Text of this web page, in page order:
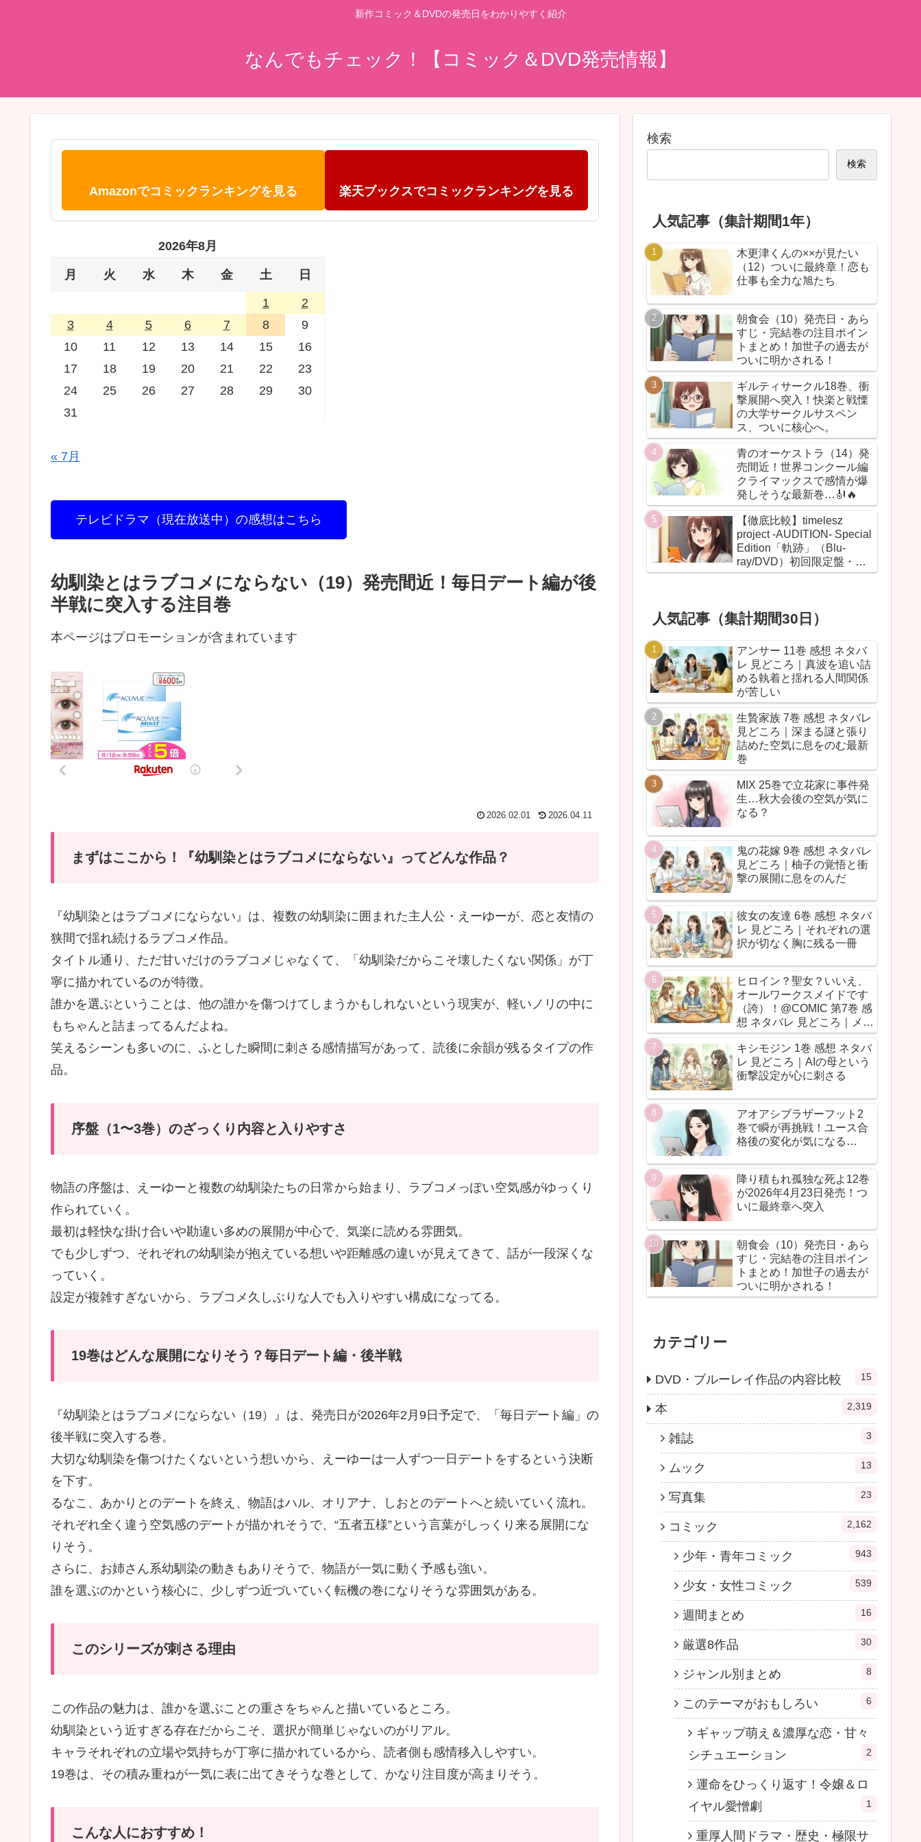
新作コミック＆DVDの発売日をわかりやすく紹介
なんでもチェック！【コミック＆DVD発売情報】
Amazonでコミックランキングを見る 楽天ブックスでコミックランキングを見る
2026年8月
月 火 水 木 金 土 日
1
2
3
4 5 6 7 8
9
10
11 12 13 14 15
16
17
18 19 20 21 22
23
24
25 26 27 28 29
30
31
« 7月
テレビドラマ（現在放送中）の感想はこちら
幼馴染とはラブコメにならない（19）発売間近！毎日デート編が後
半戦に突入する注目巻
本ページはプロモーションが含まれています
2026.02.01 2026.04.11
まずはここから！『幼馴染とはラブコメにならない』ってどんな作品？
『幼馴染とはラブコメにならない』は、複数の幼馴染に囲まれた主人公・えーゆーが、恋と友情の
狭間で揺れ続けるラブコメ作品。
タイトル通り、ただ甘いだけのラブコメじゃなくて、「幼馴染だからこそ壊したくない関係」が丁
寧に描かれているのが特徴。
誰かを選ぶということは、他の誰かを傷つけてしまうかもしれないという現実が、軽いノリの中に
もちゃんと詰まってるんだよね。
笑えるシーンも多いのに、ふとした瞬間に刺さる感情描写があって、読後に余韻が残るタイプの作
品。
序盤（1〜3巻）のざっくり内容と入りやすさ
物語の序盤は、えーゆーと複数の幼馴染たちの日常から始まり、ラブコメっぽい空気感がゆっくり
作られていく。
最初は軽快な掛け合いや勘違い多めの展開が中心で、気楽に読める雰囲気。
でも少しずつ、それぞれの幼馴染が抱えている想いや距離感の違いが見えてきて、話が一段深くな
っていく。
設定が複雑すぎないから、ラブコメ久しぶりな人でも入りやすい構成になってる。
19巻はどんな展開になりそう？毎日デート編・後半戦
『幼馴染とはラブコメにならない（19）』は、発売日が2026年2月9日予定で、「毎日デート編」の
後半戦に突入する巻。
大切な幼馴染を傷つけたくないという想いから、えーゆーは一人ずつ一日デートをするという決断
を下す。
るなこ、あかりとのデートを終え、物語はハル、オリアナ、しおとのデートへと続いていく流れ。
それぞれ全く違う空気感のデートが描かれそうで、“五者五様”という言葉がしっくり来る展開にな
りそう。
さらに、お姉さん系幼馴染の動きもありそうで、物語が一気に動く予感も強い。
誰を選ぶのかという核心に、少しずつ近づいていく転機の巻になりそうな雰囲気がある。
このシリーズが刺さる理由
この作品の魅力は、誰かを選ぶことの重さをちゃんと描いているところ。
幼馴染という近すぎる存在だからこそ、選択が簡単じゃないのがリアル。
キャラそれぞれの立場や気持ちが丁寧に描かれているから、読者側も感情移入しやすい。
19巻は、その積み重ねが一気に表に出てきそうな巻として、かなり注目度が高まりそう。
こんな人におすすめ！
検索
検索
人気記事（集計期間1年）
木更津くんの××が見たい
（12）ついに最終章！恋も
仕事も全力な旭たち
朝食会（10）発売日・あら
すじ・完結巻の注目ポイン
トまとめ！加世子の過去が
ついに明かされる！
ギルティサークル18巻、衝
撃展開へ突入！快楽と戦慄
の大学サークルサスペン
ス、ついに核心へ。
青のオーケストラ（14）発
売間近！世界コンクール編
クライマックスで感情が爆
発しそうな最新巻…🎻🔥
【徹底比較】timelesz
project -AUDITION- Special
Edition「軌跡」（Blu-
ray/DVD）初回限定盤・通
常盤の違いまとめ！【グッ
人気記事（集計期間30日）
アンサー 11巻 感想 ネタバ
レ 見どころ｜真波を追い詰
める執着と揺れる人間関係
が苦しい
生贄家族 7巻 感想 ネタバレ
見どころ｜深まる謎と張り
詰めた空気に息をのむ最新
巻
MIX 25巻で立花家に事件発
生…秋大会後の空気が気に
なる？
鬼の花嫁 9巻 感想 ネタバレ
見どころ｜柚子の覚悟と衝
撃の展開に息をのんだ
彼女の友達 6巻 感想 ネタバ
レ 見どころ｜それぞれの選
択が切なく胸に残る一冊
ヒロイン？聖女？いいえ、
オールワークスメイドです
（誇）！@COMIC 第7巻 感
想 ネタバレ 見どころ｜メイ
ド魂が今回も全力だった
キシモジン 1巻 感想 ネタバ
レ 見どころ｜AIの母という
衝撃設定が心に刺さる
アオアシブラザーフット2
巻で瞬が再挑戦！ユース合
格後の変化が気になる…
降り積もれ孤独な死よ12巻
が2026年4月23日発売！つ
いに最終章へ突入
朝食会（10）発売日・あら
すじ・完結巻の注目ポイン
トまとめ！加世子の過去が
ついに明かされる！
カテゴリー
DVD・ブルーレイ作品の内容比較 15
本 2,319
雑誌 3
ムック 13
写真集 23
コミック 2,162
少年・青年コミック 943
少女・女性コミック 539
週間まとめ 16
厳選8作品 30
ジャンル別まとめ 8
このテーマがおもしろい 6
ギャップ萌え＆濃厚な恋・甘々
シチュエーション
2
運命をひっくり返す！令嬢＆ロ
イヤル愛憎劇
1
重厚人間ドラマ・歴史・極限サ